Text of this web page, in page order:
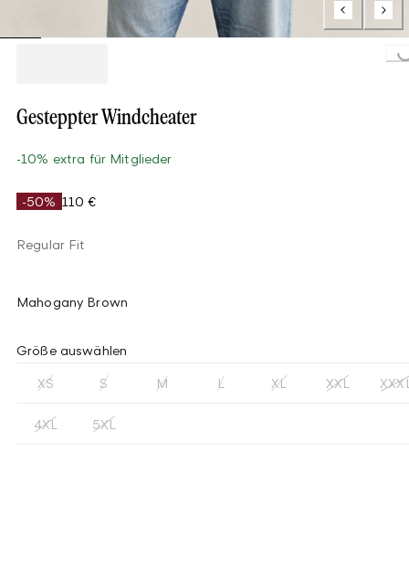
Loading...
Gesteppter Windcheater
-10% extra für Mitglieder
-50% 110 €
Regular Fit
Mahogany Brown
Größe auswählen
XS S M L XL XXL
4XL 5XL